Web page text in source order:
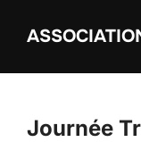
Journée